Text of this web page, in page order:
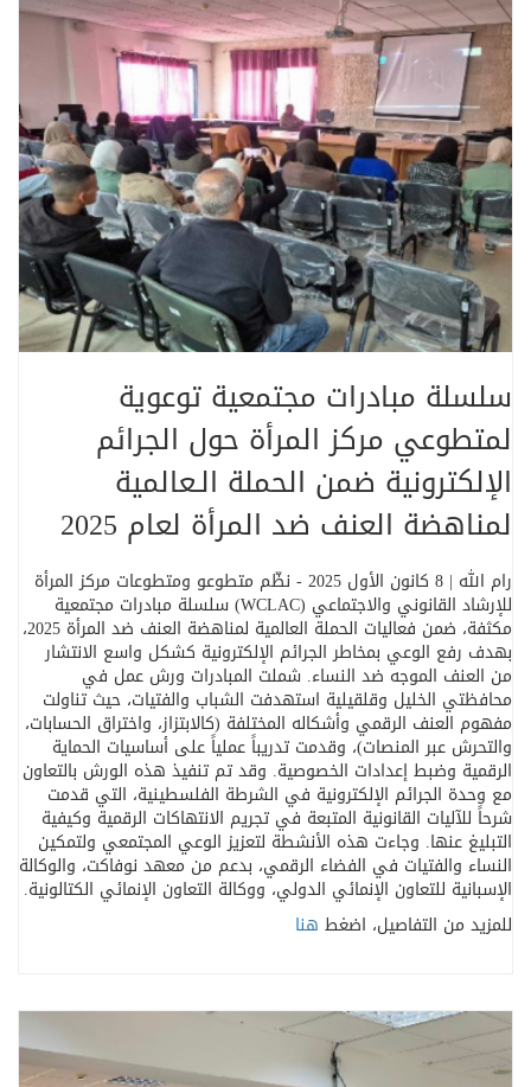
سلسلة مبادرات مجتمعية توعوية
لمتطوعي مركز المرأة حول الجرائم
الإلكترونية ضمن الحملة الـعالمية
لمناهضة العنف ضد المرأة لعام 2025
رام الله | 8 كانون الأول 2025 - نظّم متطوعو ومتطوعات مركز المرأة
للإرشاد القانوني والاجتماعي (WCLAC) سلسلة مبادرات مجتمعية
مكثفة، ضمن فعاليات الحملة العالمية لمناهضة العنف ضد المرأة 2025،
بهدف رفع الوعي بمخاطر الجرائم الإلكترونية كشكل واسع الانتشار
من العنف الموجه ضد النساء. شملت المبادرات ورش عمل في
محافظتي الخليل وقلقيلية استهدفت الشباب والفتيات، حيث تناولت
مفهوم العنف الرقمي وأشكاله المختلفة (كالابتزاز، واختراق الحسابات،
والتحرش عبر المنصات)، وقدمت تدريباً عملياً على أساسيات الحماية
الرقمية وضبط إعدادات الخصوصية. وقد تم تنفيذ هذه الورش بالتعاون
مع وحدة الجرائم الإلكترونية في الشرطة الفلسطينية، التي قدمت
شرحاً للآليات القانونية المتبعة في تجريم الانتهاكات الرقمية وكيفية
التبليغ عنها. وجاءت هذه الأنشطة لتعزيز الوعي المجتمعي ولتمكين
النساء والفتيات في الفضاء الرقمي، بدعم من معهد نوفاكت، والوكالة
الإسبانية للتعاون الإنمائي الدولي، ووكالة التعاون الإنمائي الكتالونية.
للمزيد من التفاصيل، اضغط هنا